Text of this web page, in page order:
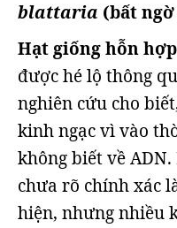
blattaria (bất
Hạt giống hỗn hợp
được hé lộ thông
nghiên cứu cho
kinh ngạc vì vào
không biết về
chưa rõ chính xác
hiện, nhưng nhiều